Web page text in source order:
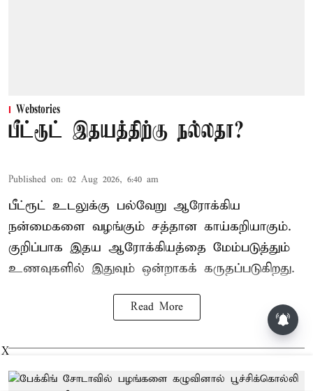
Webstories
பீட்ரூட் இதயத்திற்கு நல்லதா?
Published on: 02 Aug 2026, 6:40 am
பீட்ரூட் உடலுக்கு பல்வேறு ஆரோக்கிய
நன்மைகளை வழங்கும் சத்தான காய்கறியாகும்.
குறிப்பாக இதய ஆரோக்கியத்தை மேம்படுத்தும்
உணவுகளில் இதுவும் ஒன்றாகக் கருதப்படுகிறது.
Read More
X